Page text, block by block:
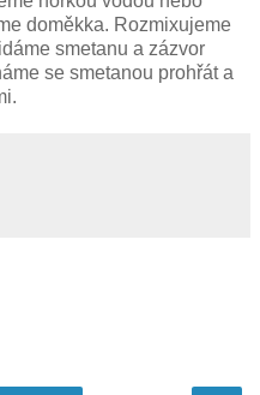
doměkka. Rozmixujeme
smetanu a zázvor
se smetanou prohřát a